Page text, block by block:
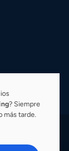
? Siempre
más tarde.